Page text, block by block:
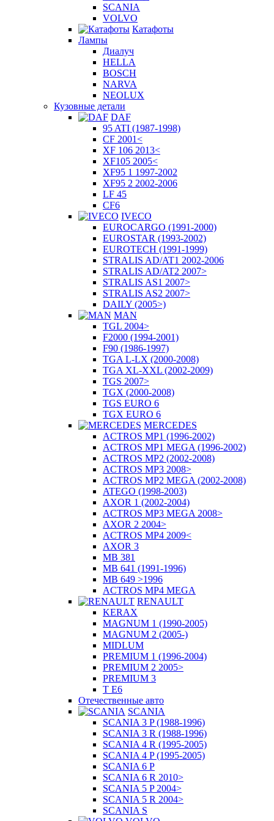
SCANIA
VOLVO
Катафоты
Лампы
Диалуч
HELLA
BOSCH
NARVA
NEOLUX
Кузовные детали
DAF
95 ATI (1987-1998)
CF 2001<
XF 106 2013<
XF105 2005<
XF95 1 1997-2002
XF95 2 2002-2006
LF 45
CF6
IVECO
EUROCARGO (1991-2000)
EUROSTAR (1993-2002)
EUROTECH (1991-1999)
STRALIS AD/AT1 2002-2006
STRALIS AD/AT2 2007>
STRALIS AS1 2007>
STRALIS AS2 2007>
DAILY (2005>)
MAN
TGL 2004>
F2000 (1994-2001)
F90 (1986-1997)
TGA L-LX (2000-2008)
TGA XL-XXL (2002-2009)
TGS 2007>
TGX (2000-2008)
TGS EURO 6
TGX EURO 6
MERCEDES
ACTROS MP1 (1996-2002)
ACTROS MP1 MEGA (1996-2002)
ACTROS MP2 (2002-2008)
ACTROS MP3 2008>
ACTROS MP2 MEGA (2002-2008)
ATEGO (1998-2003)
AXOR 1 (2002-2004)
ACTROS MP3 MEGA 2008>
AXOR 2 2004>
ACTROS MP4 2009<
AXOR 3
MB 381
MB 641 (1991-1996)
MB 649 >1996
ACTROS MP4 MEGA
RENAULT
KERAX
MAGNUM 1 (1990-2005)
MAGNUM 2 (2005-)
MIDLUM
PREMIUM 1 (1996-2004)
PREMIUM 2 2005>
PREMIUM 3
T E6
Отечественные авто
SCANIA
SCANIA 3 P (1988-1996)
SCANIA 3 R (1988-1996)
SCANIA 4 R (1995-2005)
SCANIA 4 P (1995-2005)
SCANIA 6 P
SCANIA 6 R 2010>
SCANIA 5 P 2004>
SCANIA 5 R 2004>
SCANIA S